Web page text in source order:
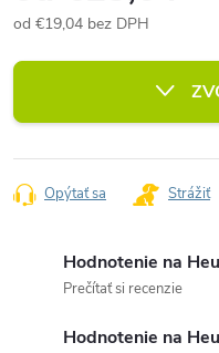
od €19,04 bez DPH
cena:
Opýtať sa Strážiť
Hodnotenie na
Prečítať si recenzie
Hodnotenie na